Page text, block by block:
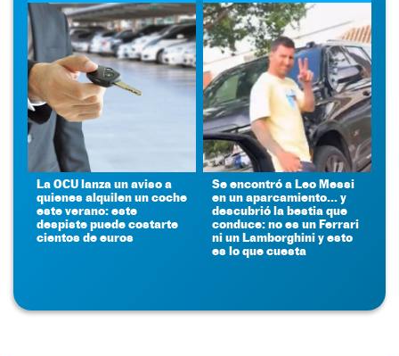
La OCU lanza un aviso a
quienes alquilen un coche
este verano: este
despiste puede costarte
cientos de euros
Se encontró a Leo Messi
en un aparcamiento... y
descubrió la bestia que
conduce: no es un Ferrari
ni un Lamborghini y esto
es lo que cuesta